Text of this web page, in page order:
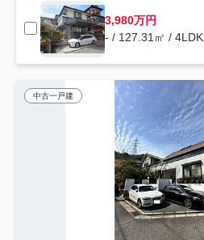
3,980万円
- / 127.31㎡ / 4LDK
中古一戸建